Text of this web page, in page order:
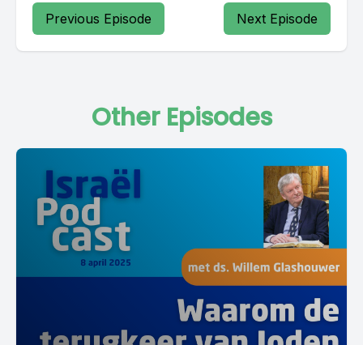
Previous Episode Next Episode
Other Episodes